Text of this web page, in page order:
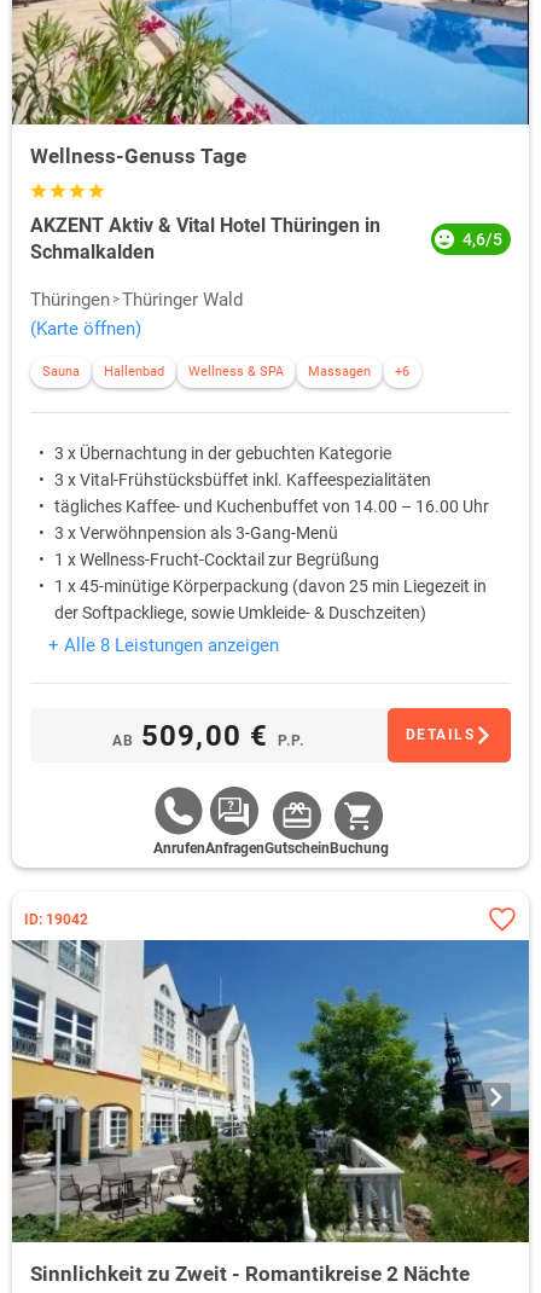
Wellness-Genuss Tage
AKZENT Aktiv & Vital Hotel Thüringen in
Schmalkalden
4,6/5
Thüringen Thüringer Wald
(Karte öffnen)
Sauna Hallenbad Wellness & SPA Massagen +6
3 x Übernachtung in der gebuchten Kategorie
3 x Vital-Frühstücksbüffet inkl. Kaffeespezialitäten
tägliches Kaffee- und Kuchenbuffet von 14.00 – 16.00 Uhr
3 x Verwöhnpension als 3-Gang-Menü
1 x Wellness-Frucht-Cocktail zur Begrüßung
1 x 45-minütige Körperpackung (davon 25 min Liegezeit in
der Softpackliege, sowie Umkleide- & Duschzeiten)
+ Alle 8 Leistungen anzeigen
AB 509,00 € P.P. DETAILS
AnrufenAnfragenGutschein Buchung
ID: 19042
Sinnlichkeit zu Zweit - Romantikreise 2 Nächte